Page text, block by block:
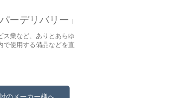
ーデリバリー」
ス業など、ありとあらゆ
で使用する備品などを直